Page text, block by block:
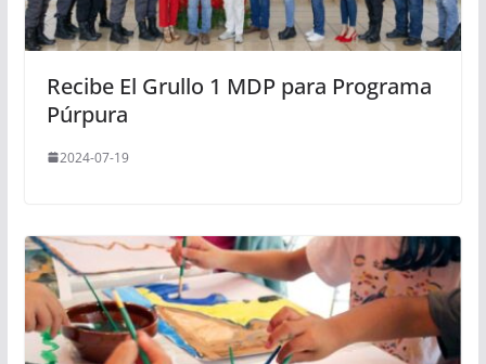
Recibe El Grullo 1 MDP para Programa
Púrpura
2024-07-19